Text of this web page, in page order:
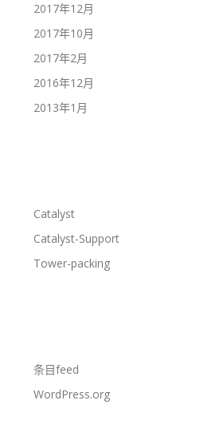
2017年12月
2017年10月
2017年2月
2016年12月
2013年1月
Catalyst
Catalyst-Support
Tower-packing
条目feed
WordPress.org